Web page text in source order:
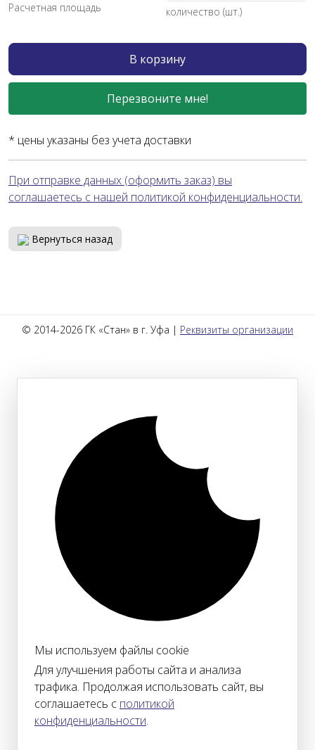
Расчетная площадь количество (шт.)
В корзину
Перезвоните мне!
* цены указаны без учета доставки
При отправке данных (оформить заказ) вы
соглашаетесь с нашей политикой конфиденциальности.
Вернуться назад
© 2014-2026 ГК «Стан» в г. Уфа | Реквизиты организации
Мы используем файлы cookie
Для улучшения работы сайта и анализа
трафика. Продолжая использовать сайт, вы
соглашаетесь с политикой
конфиденциальности.